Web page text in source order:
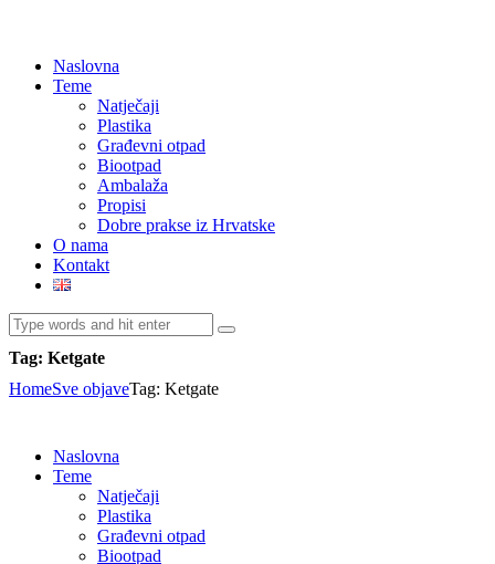
Naslovna
Teme
Natječaji
Plastika
Građevni otpad
Biootpad
Ambalaža
Propisi
Dobre prakse iz Hrvatske
O nama
Kontakt
Tag: Ketgate
HomeSve objaveTag: Ketgate
Naslovna
Teme
Natječaji
Plastika
Građevni otpad
Biootpad